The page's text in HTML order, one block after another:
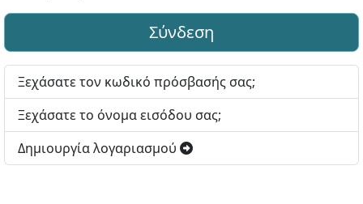
Σύνδεση
Ξεχάσατε τον κωδικό πρόσβασής σας;
Ξεχάσατε το όνομα εισόδου σας;
Δημιουργία λογαριασμού